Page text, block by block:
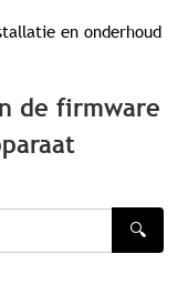
en onderhoud
de firmware
🔍